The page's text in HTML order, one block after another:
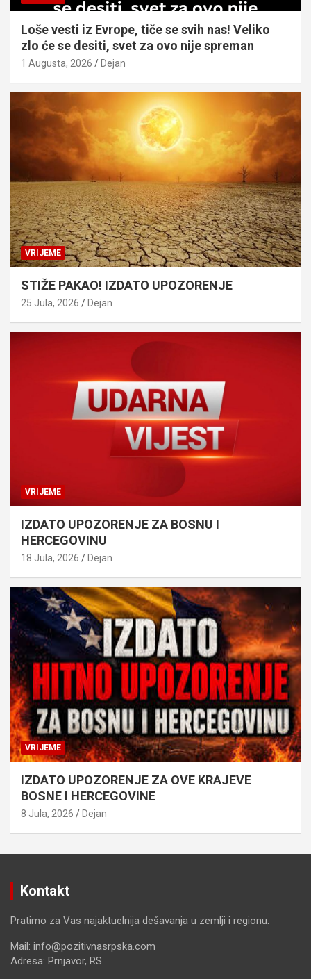
Loše vesti iz Evrope, tiče se svih nas! Veliko
zlo će se desiti, svet za ovo nije spreman
1 Augusta, 2026 Dejan
VRIJEME
STIŽE PAKAO! IZDATO UPOZORENJE
25 Jula, 2026 Dejan
VRIJEME
IZDATO UPOZORENJE ZA BOSNU I
HERCEGOVINU
18 Jula, 2026 Dejan
VRIJEME
IZDATO UPOZORENJE ZA OVE KRAJEVE
BOSNE I HERCEGOVINE
8 Jula, 2026 Dejan
Kontakt
Pratimo za Vas najaktuelnija dešavanja u zemlji i regionu.
Mail: info@pozitivnasrpska.com
Adresa: Prnjavor, RS